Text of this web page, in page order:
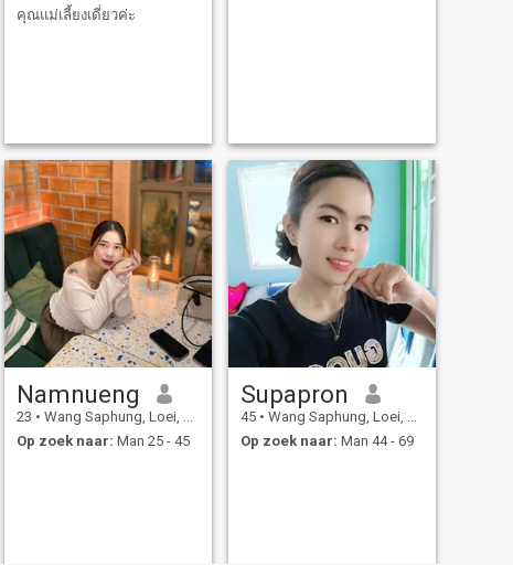
คุณแม่เลี้ยงเดี่ยวค่ะ
Namnueng
23 • Wang Saphung, Loei, Thailand
Op zoek naar: Man 25 - 45
Supapron
45 • Wang Saphung, Loei, Thailand
Op zoek naar: Man 44 - 69